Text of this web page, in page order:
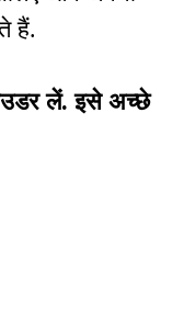
हैं.
लें. इसे अच्छे